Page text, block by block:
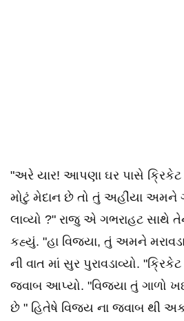
"અરે યાર! આપણા ઘર પાસે
મોટું મેદાન છે તો તું અહીંયા અમને
લાવ્યો ?" રાજુ એ ગભરાહટ સાથે
કહ્યું. "હા વિજયા, તું અમને
ની વાત માં સુર પુરાવડાવ્યો.
જવાબ આપ્યો. "વિજયા તું ગાળો
છે " હિતેષે વિજય ના જવાબ થી